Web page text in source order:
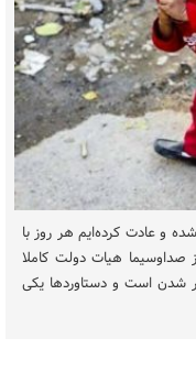
و عادت کرده‌ایم هر روز با
صداوسیما هیات دولت کاملا
شدن است و دستاوردها یکی